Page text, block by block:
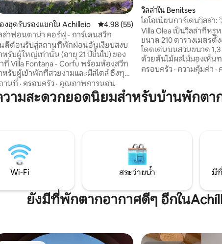
จาก 5, 70 รีวิว
งชุดรับรองแขกใน Achilleio คะแนนเฉลี่ย 4.98 จาก 5, 55 รีวิว
4.98 (55)
ล่าฟอนตาน่า คอร์ฟู - การ์เดนสวีท
ดีต้อนรับสู่สถานที่พักผ่อนอันเงียบสงบ
หรับผู้ใหญ่เท่านั้น (อายุ 21 ปีขึ้นไป) ของ
าที่ Villa Fontana - Corfu พร้อมห้องสวีท
หรับผู้เข้าพักที่สวยงามและมีสไตล์ ซึ่งทุก
งมีวิวพาโนรามาของพระราชวังอะคิล
ยนของอดีตจักรพรรดินีซิสซี สระว่ายน้ำ
กุซซี่ และจุดพักผ่อนมากมายใต้ต้น
บรถ 15 นาทีถึงเมืองคอร์ฟู พร้อมเบเกอรี่
ละ Elia Taverna ใน Gastouri Village ของ
านที่ · ครอบครัว · คุณภาพการนอน
วิลล่าใน Benitses
ไอโอเนียนการ์เดนวิลล่า:
Villa Olea เป็นวิลล่าที่หรู
ขนาด 210 ตารางเมตร
โดดเด่นบนสวนขนาด 1,3
ด้วยต้นไม้ผลไม้มองเห็นท
350 ตารางเมตรที่ปูด้วย
ด้านหน้าสวน "ลับ" พร้อม
และสระว่ายน้ำอินฟินิตี้ส่
ตารางเมตร ทางเลือกที่
ที่ต้องการดื่มด่ำกับช่วง
Cocomat
ครอบครัว · ความคุ้มค่า ·
ามสะดวกยอดนิยมสำหรับบ้านพักตา
Wi-Fi สระว่ายน้ำ มี
ยังมีที่พักตากอากาศดีๆ อีกใน